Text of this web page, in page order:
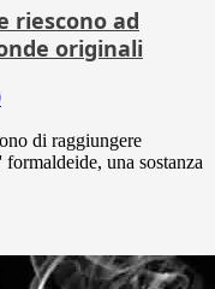
riescono ad
originali
di raggiungere
una sostanza